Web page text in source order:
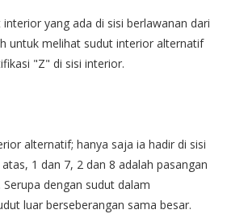
yang ada di sisi berlawanan dari
untuk melihat sudut interior alternatif
"Z" di sisi interior.
alternatif; hanya saja ia hadir di sisi
1 dan 7, 2 dan 8 adalah pasangan
dengan sudut dalam
luar berseberangan sama besar.